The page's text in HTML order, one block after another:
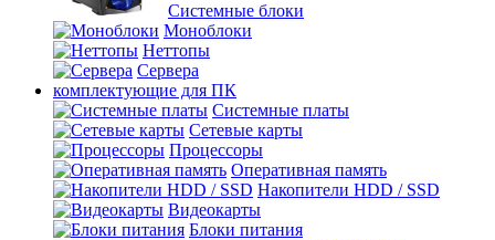
Системные блоки
Моноблоки
Неттопы
Сервера
комплектующие для ПК
Cистемные платы
Сетевые карты
Процесcоры
Оперативная память
Накопители HDD / SSD
Видеокарты
Блоки питания